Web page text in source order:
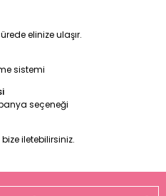
elinize ulaşır.
sistemi
seçeneği
iletebilirsiniz.